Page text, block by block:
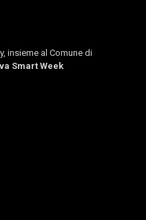
insieme al Comune di
Smart Week